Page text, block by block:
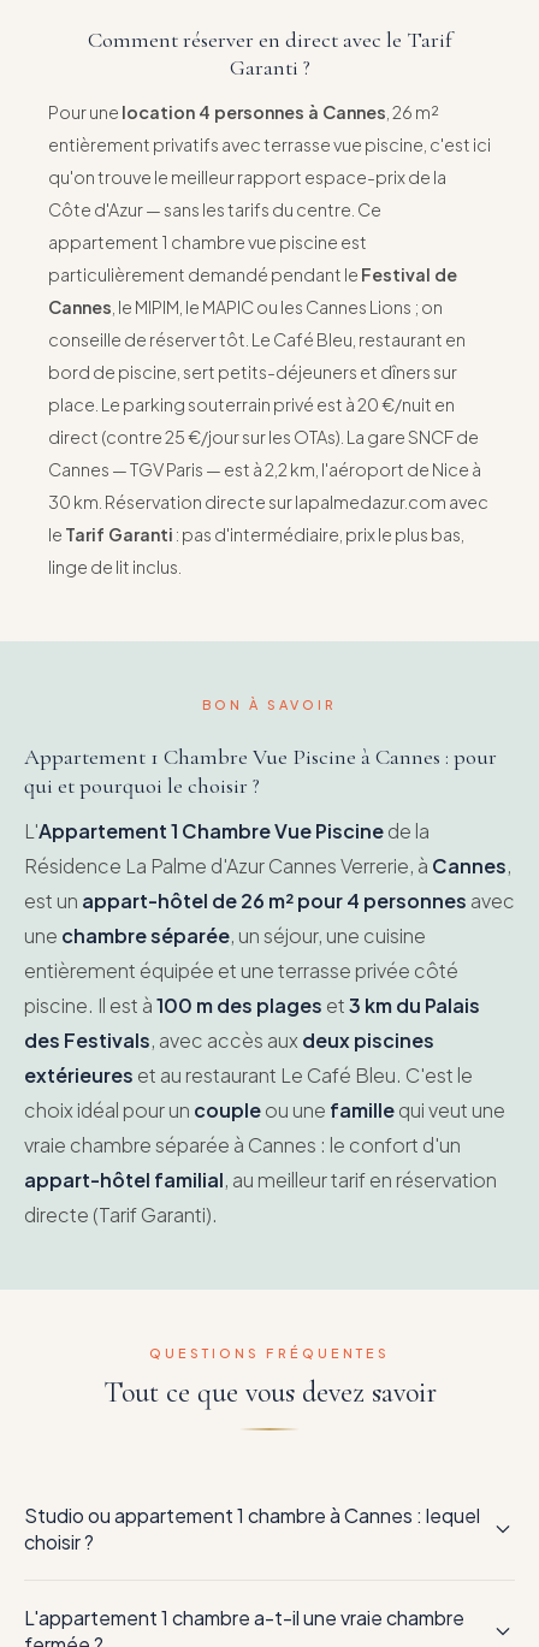
Comment réserver en direct avec le Tarif
Garanti ?
Pour une location 4 personnes à Cannes , 26 m²
entièrement privatifs avec terrasse vue piscine, c'est ici
qu'on trouve le meilleur rapport espace-prix de la
Côte d'Azur — sans les tarifs du centre. Ce
appartement 1 chambre vue piscine est
particulièrement demandé pendant le Festival de
Cannes , le MIPIM, le MAPIC ou les Cannes Lions ; on
conseille de réserver tôt. Le Café Bleu, restaurant en
bord de piscine, sert petits-déjeuners et dîners sur
place. Le parking souterrain privé est à 20 €/nuit en
direct (contre 25 €/jour sur les OTAs). La gare SNCF de
Cannes — TGV Paris — est à 2,2 km, l'aéroport de Nice à
30 km. Réservation directe sur lapalmedazur.com avec
le Tarif Garanti : pas d'intermédiaire, prix le plus bas,
linge de lit inclus.
BON À SAVOIR
Appartement 1 Chambre Vue Piscine à Cannes : pour
qui et pourquoi le choisir ?
L'Appartement 1 Chambre Vue Piscinede la
Résidence La Palme d'Azur Cannes Verrerie, à Cannes,
est un appart-hôtel de 26 m² pour 4 personnes avec
une chambre séparée, un séjour, une cuisine
entièrement équipée et une terrasse privée côté
piscine. Il est à100 m des plages et3 km du Palais
des Festivals, avec accès aux deux piscines
extérieures et au restaurant Le Café Bleu. C'est le
choix idéal pour un coupleou une famillequi veut une
vraie chambre séparée à Cannes : le confort d'un
appart-hôtel familial, au meilleur tarif en réservation
directe (Tarif Garanti).
QUESTIONS FRÉQUENTES
Tout ce que vous devez savoir
Studio ou appartement 1 chambre à Cannes : lequel
choisir ?
fermée(avec lit double) en plus du séjour — l'intimité d'une
L'appartement 1 chambre a-t-il une vraie chambre